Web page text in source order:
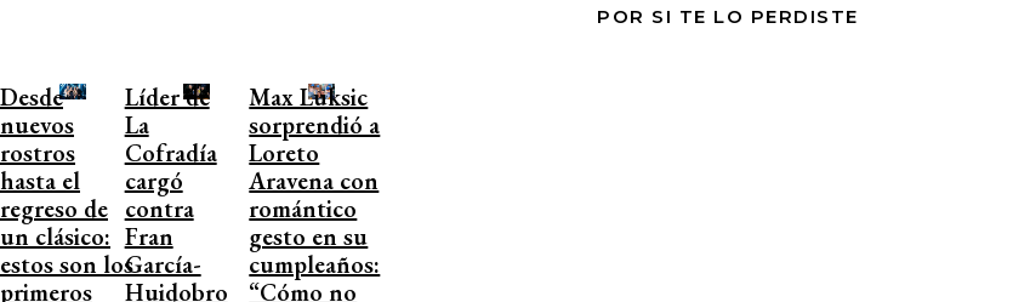
POR SI TE LO PERDISTE
Desde
nuevos
rostros
hasta el
regreso de
un clásico:
estos son los
primeros
Líder de
La
Cofradía
cargó
contra
Fran
García-
Huidobro
Max Luksic
sorprendió a
Loreto
Aravena con
romántico
gesto en su
cumpleaños:
“Cómo no